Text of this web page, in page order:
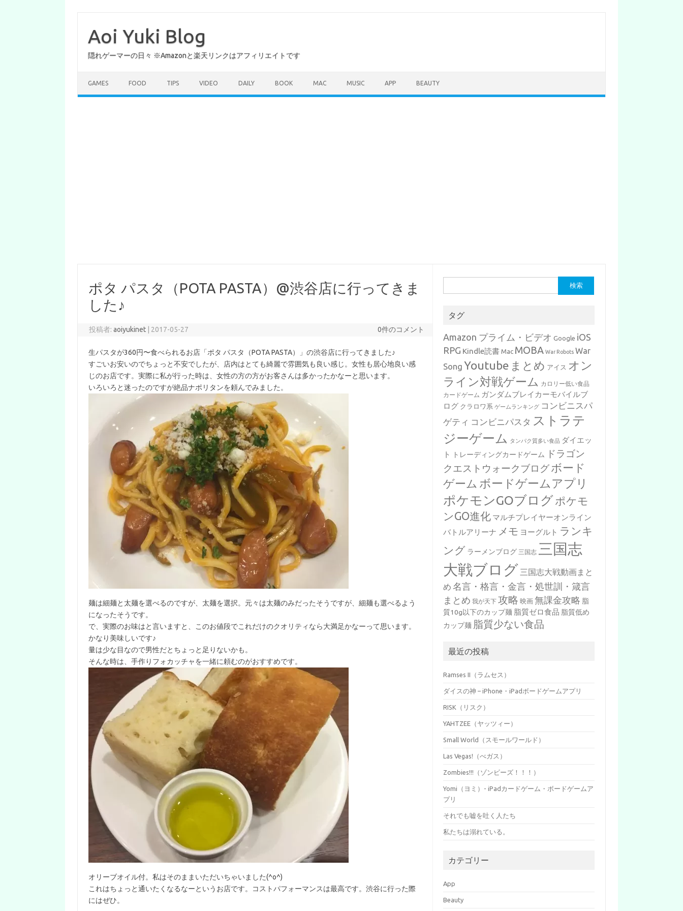
Aoi Yuki Blog
隠れゲーマーの日々 ※Amazonと楽天リンクはアフィリエイトです
GAMES FOOD TIPS VIDEO DAILY BOOK MAC MUSIC APP BEAUTY
ポタ パスタ（POTA PASTA）@渋谷店に行ってきま
した♪
投稿者:aoiyukinet 2017-05-27 0件のコメント
生パスタが360円〜食べられるお店「ポタ パスタ（POTA PASTA）」の渋谷店に行ってきました♪
すごいお安いのでちょっと不安でしたが、店内はとても綺麗で雰囲気も良い感じ。女性も居心地良い感
じのお店です。実際に私が行った時は、女性の方の方がお客さんは多かったかなーと思います。
いろいろと迷ったのですが絶品ナポリタンを頼んでみました。
麺は細麺と太麺を選べるのですが、太麺を選択。元々は太麺のみだったそうですが、細麺も選べるよう
になったそうです。
で、実際のお味はと言いますと、このお値段でこれだけのクオリティなら大満足かなーって思います。
かなり美味しいです♪
量は少な目なので男性だとちょっと足りないかも。
そんな時は、手作りフォカッチャを一緒に頼むのがおすすめです。
オリーブオイル付。私はそのままいただいちゃいました(^o^)
これはちょっと通いたくなるなーというお店です。コストパフォーマンスは最高です。渋谷に行った際
にはぜひ。
索:
タグ
Amazon プライム・ビデオ Google iOS
RPG Kindle読書 Mac MOBA War Robots War
Song Youtube まとめ アイス オン
ライン対戦ゲーム カロリー低い食品
カードゲーム ガンダムブレイカーモバイルブ
ログ クラロワ系 ゲームランキング コンビニスパ
ゲティ コンビニパスタ ストラテ
ジーゲーム
タンパク質多い食品 ダイエッ
ト
トレーディングカードゲーム
ドラゴン
クエストウォークブログボード
ゲーム ボードゲームアプリ
ポケモンGOブログポケモ
ンGO進化 マルチプレイヤーオンライン
バトルアリーナ メモ ヨーグルト ランキ
ング ラーメンブログ 三国志 三国志
大戦ブログ 三国志大戦動画まと
め 名言・格言・金言・処世訓・箴言
まとめ 我が天下 攻略 映画 無課金攻略 脂
質10g以下のカップ麺 脂質ゼロ食品 脂質低め
カップ麺 脂質少ない食品
最近の投稿
Ramses II（ラムセス）
ダイスの神 – iPhone・iPadボードゲームアプリ
RISK（リスク）
YAHTZEE（ヤッツィー）
Small World（スモールワールド）
Las Vegas!（べガス）
Zombies!!!（ゾンビーズ！！！）
Yomi（ヨミ）- iPadカードゲーム・ボードゲームア
プリ
それでも嘘を吐く人たち
私たちは溺れている。
カテゴリー
App
Beauty